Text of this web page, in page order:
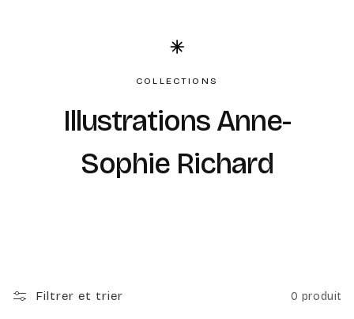
COLLECTIONS
C
e
Illustrations Anne-
Sophie Richard
Filtrer et trier 0 produit